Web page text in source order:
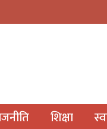
शिक्षा